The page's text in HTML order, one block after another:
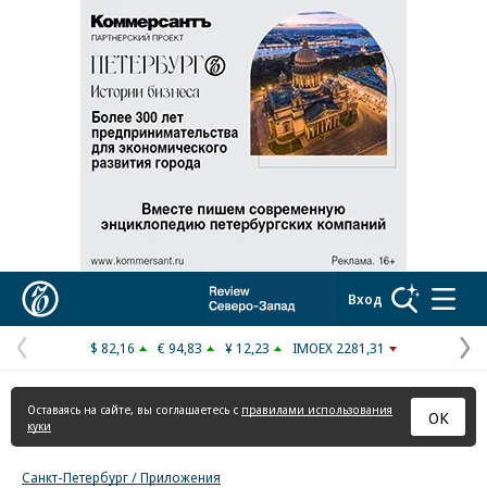
Реклама в «Ъ» www.kommersant.ru/ad
Вход
Предыдущая
страница
$ 82,16 € 94,83 ¥ 12,23 IMOEX 2281,31
Оставаясь на сайте, вы соглашаетесь с правилами использования
куки
ОК
Санкт-Петербург / Приложения